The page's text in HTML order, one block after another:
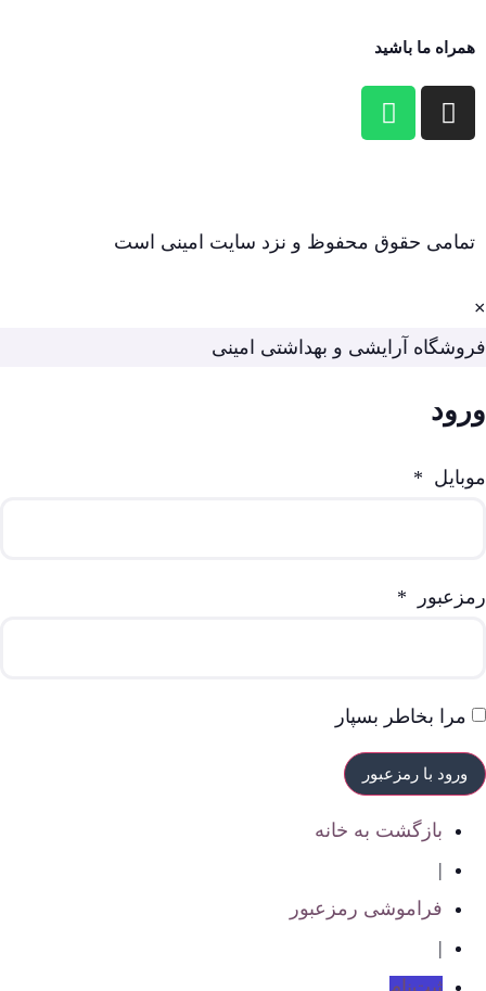
همراه ما باشید
تمامی حقوق محفوظ و نزد سایت امینی است
×
فروشگاه آرایشی و بهداشتی امینی
ورود
موبایل *
رمزعبور *
مرا بخاطر بسپار
بازگشت به خانه
|
فراموشی رمزعبور
|